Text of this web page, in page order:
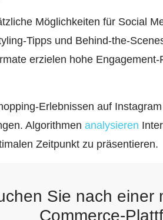
Möglichkeiten für Social
Tipps und Behind-the-
erzielen hohe
Erlebnissen auf
Algorithmen analysieren
Zeitpunkt zu präsentieren.
Sie nach einer
Commerce-